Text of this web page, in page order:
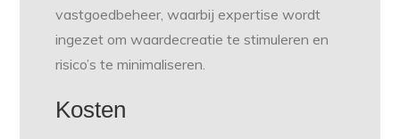
vastgoedbeheer, waarbij expertise wordt
ingezet om waardecreatie te stimuleren en
risico’s te minimaliseren.
Kosten